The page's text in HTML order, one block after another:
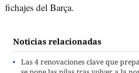
fichajes del Barça.
Noticias relacionadas
Las 4 renovaciones clave que